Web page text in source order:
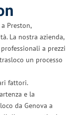
Preston,
La nostra azienda,
a prezzi
un processo
fattori.
e la
da Genova a